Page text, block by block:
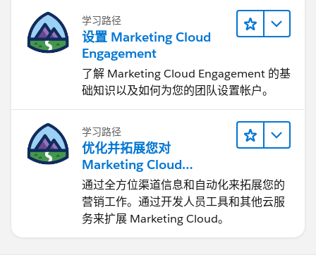
学习路径
设置 Marketing Cloud
Engagement
了解 Marketing Cloud Engagement 的基
础知识以及如何为您的团队设置帐户。
学习路径
优化并拓展您对
Marketing Cloud
Engagement 的使用
通过全方位渠道信息和自动化来拓展您的
营销工作。通过开发人员工具和其他云服
务来扩展 Marketing Cloud。